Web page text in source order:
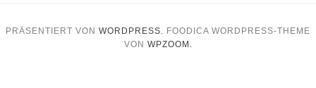
PRÄSENTIERT VON WORDPRESS. FOODICA WORDPRESS-THEME
VON WPZOOM.